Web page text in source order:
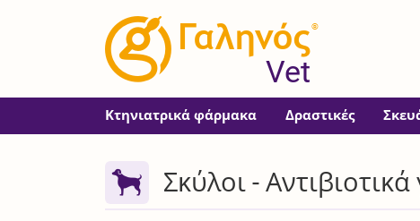
®
Vet
Κτηνιατρικά φάρμακα Δραστικές
Σκύλοι -